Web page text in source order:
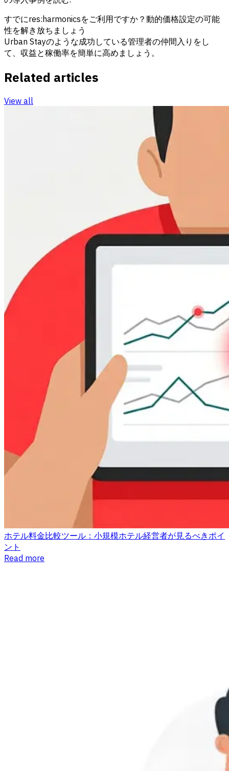
すでにres:harmonicsをご利用ですか？動的価格設定の可能
性を解き放ちましょう
Urban Stayのような成功している管理者の仲間入りをし
て、収益と稼働率を簡単に高めましょう。
Related articles
View all
ホテル料金比較ツール：小規模ホテル経営者が見るべきポイ
ント
Read more